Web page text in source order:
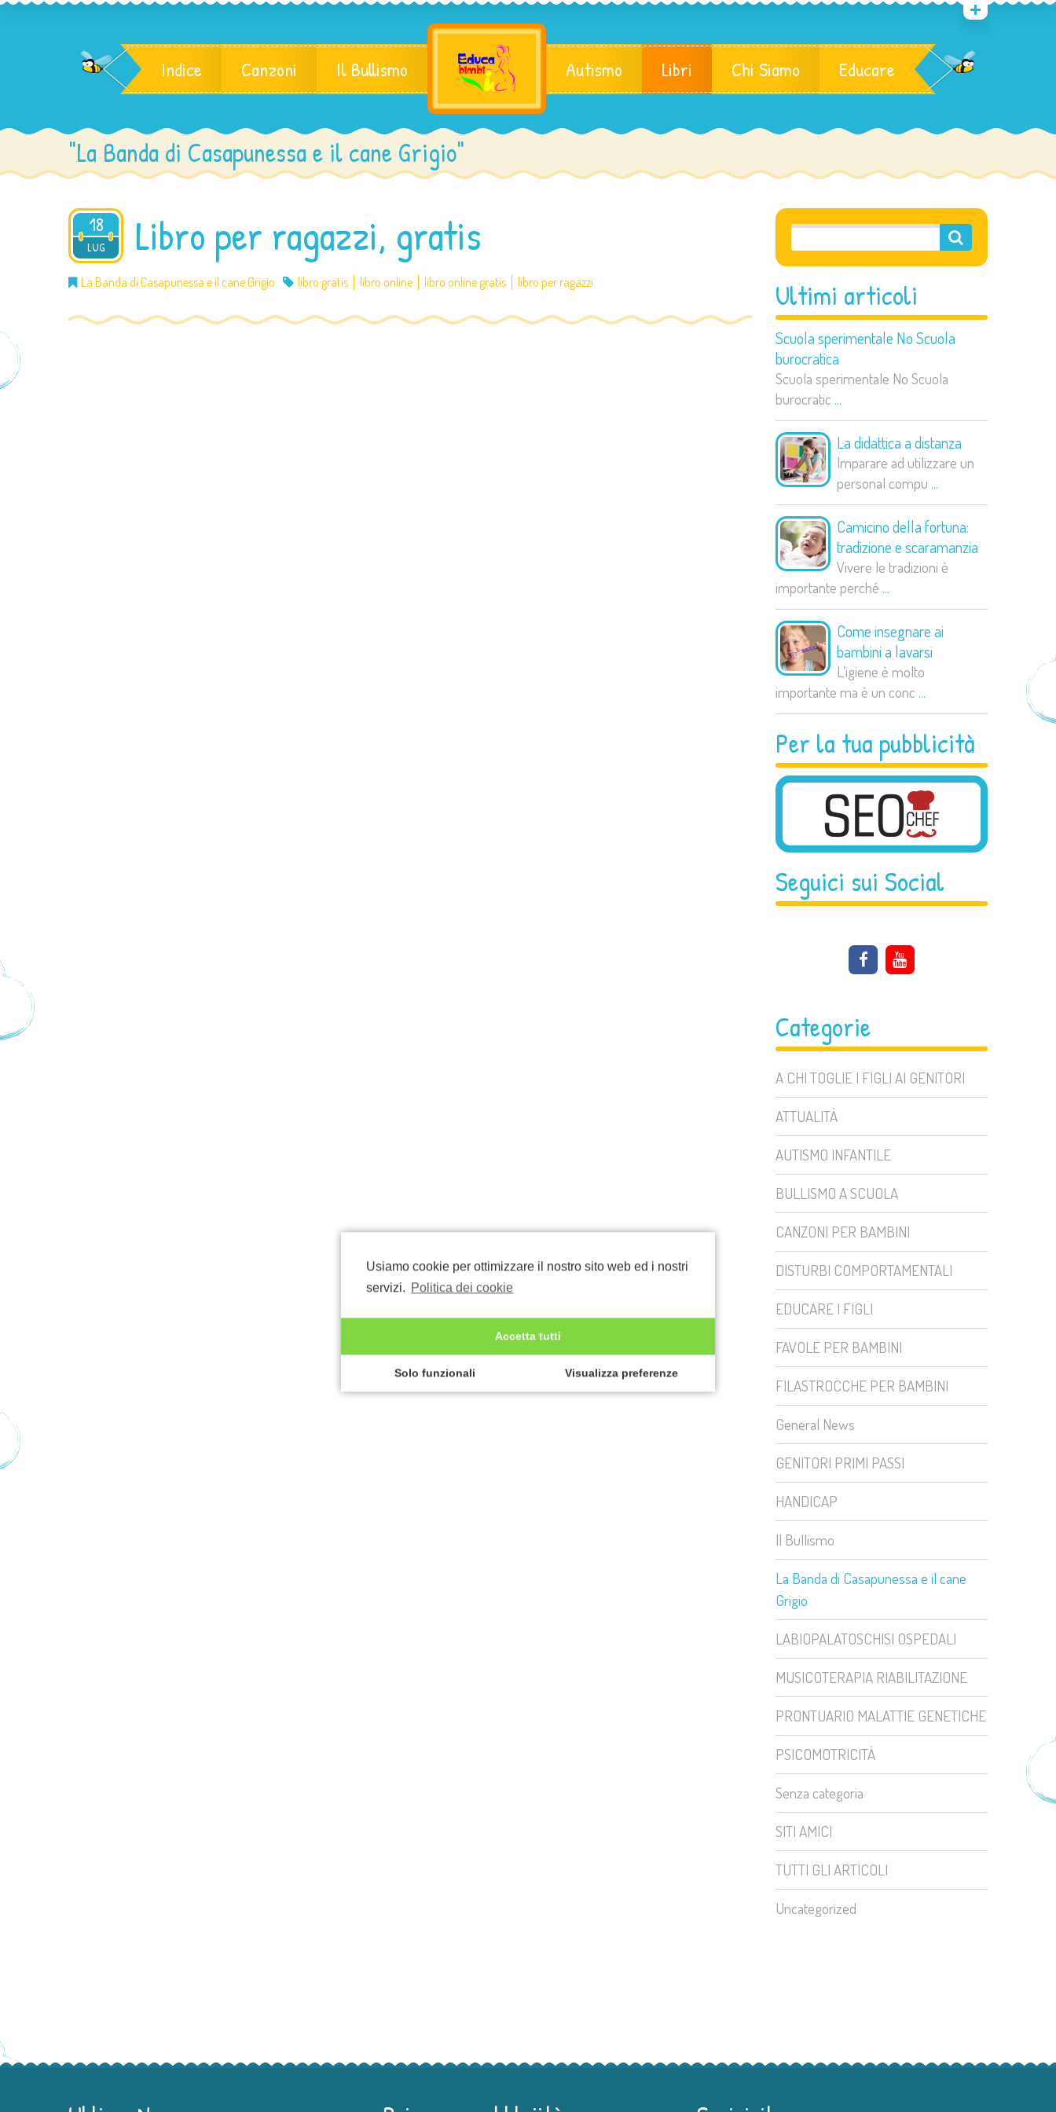
Usiamo cookie per ottimizzare il nostro sito web ed i nostri
servizi. Politica dei cookie
Accetta tutti
Solo funzionali Visualizza preferenze
Indice Canzoni Il Bullismo Autismo Libri Chi Siamo Educare
"La Banda di Casapunessa e il cane Grigio"
Ultimi articoli
Scuola sperimentale No Scuola
burocratica
Scuola sperimentale No Scuola
burocratic ...
La didattica a distanza
Imparare ad utilizzare un
personal compu ...
Camicino della fortuna:
tradizione e scaramanzia
Vivere le tradizioni è
importante perché ...
Come insegnare ai
bambini a lavarsi
L’igiene è molto
importante ma è un conc ...
Per la tua pubblicità
Seguici sui Social
Categorie
A CHI TOGLIE I FIGLI AI GENITORI
ATTUALITÀ
AUTISMO INFANTILE
BULLISMO A SCUOLA
CANZONI PER BAMBINI
DISTURBI COMPORTAMENTALI
EDUCARE I FIGLI
FAVOLE PER BAMBINI
FILASTROCCHE PER BAMBINI
General News
GENITORI PRIMI PASSI
HANDICAP
Il Bullismo
La Banda di Casapunessa e il cane
Grigio
LABIOPALATOSCHISI OSPEDALI
MUSICOTERAPIA RIABILITAZIONE
PRONTUARIO MALATTIE GENETICHE
PSICOMOTRICITÀ
Senza categoria
SITI AMICI
TUTTI GLI ARTICOLI
Uncategorized
18
LUG
2012 Libro per ragazzi, gratis
La Banda di Casapunessa e il cane Grigio libro gratis libro online libro online gratis libro per ragazzi